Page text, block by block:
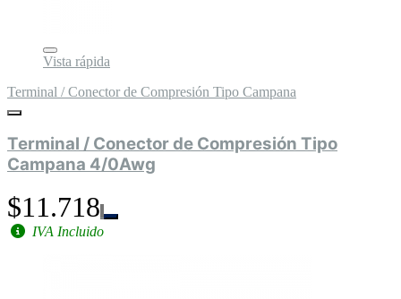
Vista rápida
Terminal / Conector de Compresión Tipo Campana
Terminal / Conector de Compresión Tipo
Campana 4/0Awg
$11.718
IVA Incluido